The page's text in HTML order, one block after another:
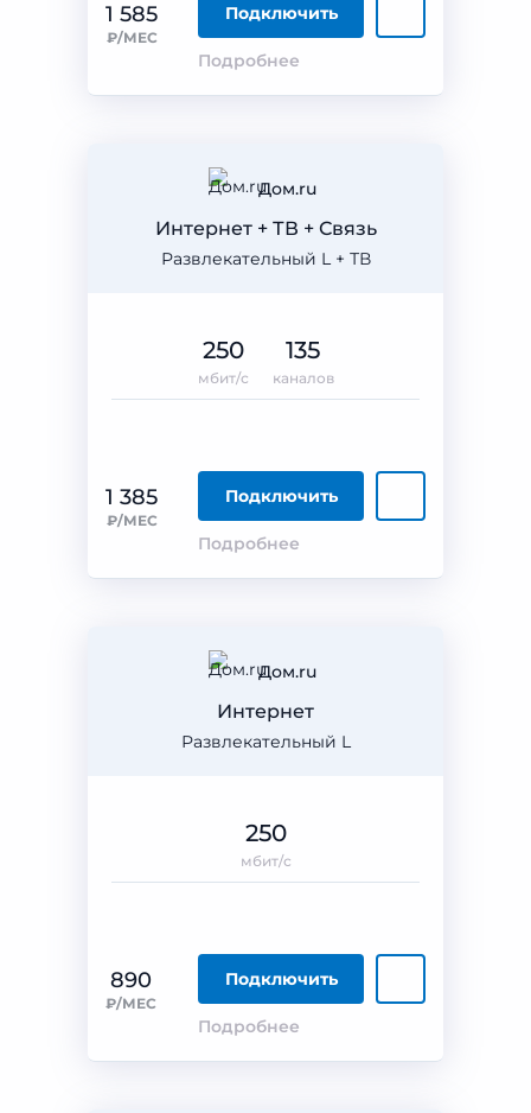
1 585
₽/МЕС
Подключить
Подробнее
Дом.ru
Развлекательный L + ТВ
Интернет + ТВ + Связь
1 385
₽/МЕС
Подключить
Подробнее
250
мбит/с
135
каналов
Дом.ru
Развлекательный L
Интернет
890
₽/МЕС
Подключить
Подробнее
250
мбит/с